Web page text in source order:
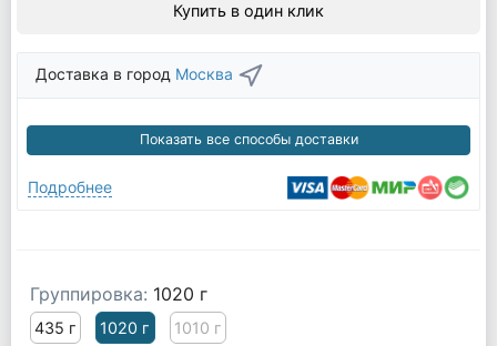
Купить в один клик
Доставка в город Москва
Показать все способы доставки
Подробнее
Группировка: 1020 г
435 г 1020 г 1010 г